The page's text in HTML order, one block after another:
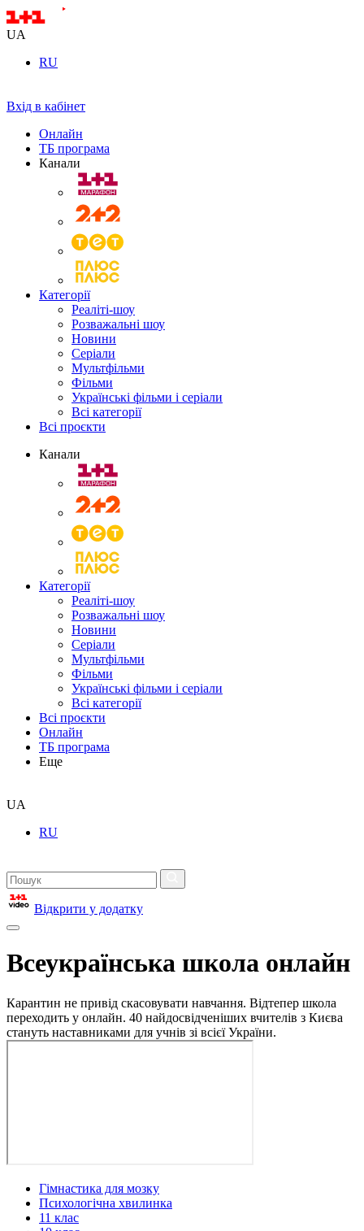
UA
RU
Вхід в кабінет
Онлайн
ТБ програма
Канали
Категорії
Реаліті-шоу
Розважальні шоу
Новини
Серіали
Мультфільми
Фільми
Українські фільми і серіали
Всі категорії
Всі проєкти
Канали
Категорії
Реаліті-шоу
Розважальні шоу
Новини
Серіали
Мультфільми
Фільми
Українські фільми і серіали
Всі категорії
Всі проєкти
Онлайн
ТБ програма
Еще
UA
RU
Відкрити у додатку
Всеукраїнська школа онлайн
Карантин не привід скасовувати навчання. Відтепер школа
переходить у онлайн. 40 найдосвідченіших вчителів з Києва
стануть наставниками для учнів зі всієї України.
Гімнастика для мозку
Психологічна хвилинка
11 клас